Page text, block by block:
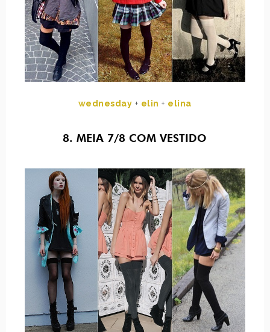
wednesday + elin + elina
8. MEIA 7/8 COM VESTIDO